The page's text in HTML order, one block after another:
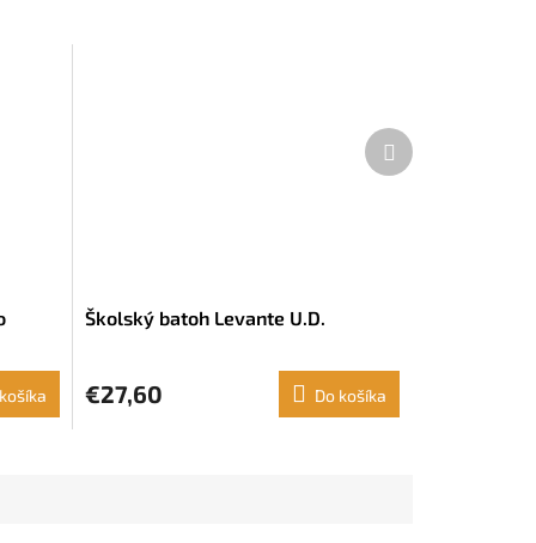
Školský batoh Levante U.D.
€27,60 Do košíka
Ďalší
produkt